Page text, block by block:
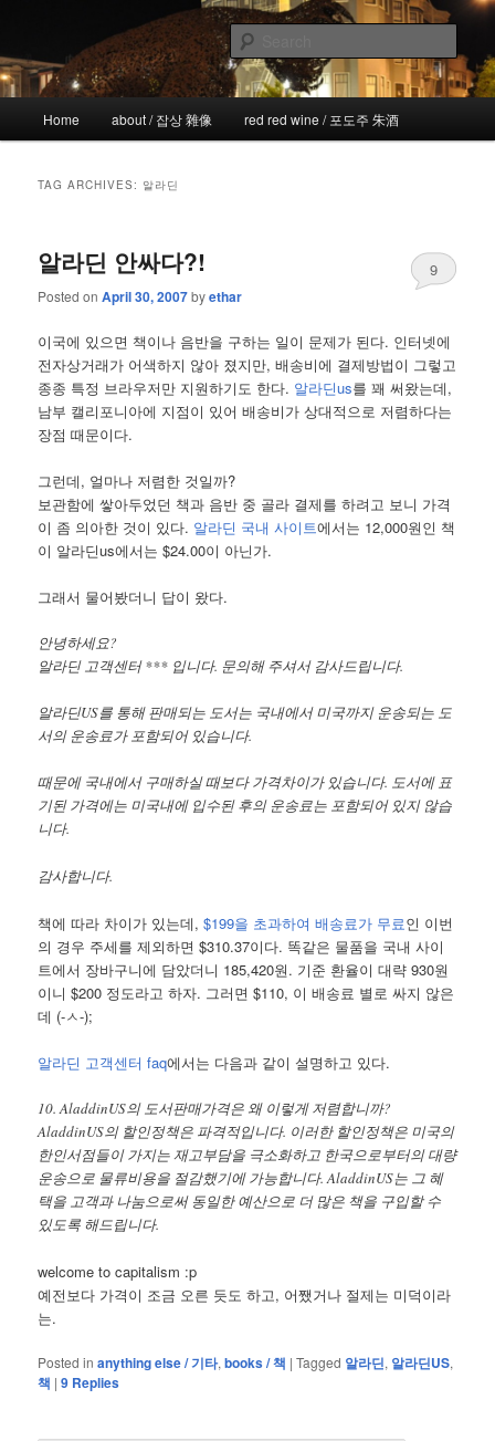
primary
content
secondary
content!wicked
the more I see the less I know
Home about / 잡상 雜像 red red wine / 포도주 朱酒
TAG ARCHIVES: 알라딘
알라딘 안싸다?!
Posted onApril 30, 2007byethar
9
이국에 있으면 책이나 음반을 구하는 일이 문제가 된다. 인터넷에
전자상거래가 어색하지 않아 졌지만, 배송비에 결제방법이 그렇고
종종 특정 브라우저만 지원하기도 한다. 알라딘us를 꽤 써왔는데,
남부 캘리포니아에 지점이 있어 배송비가 상대적으로 저렴하다는
장점 때문이다.
그런데, 얼마나 저렴한 것일까?
보관함에 쌓아두었던 책과 음반 중 골라 결제를 하려고 보니 가격
이 좀 의아한 것이 있다. 알라딘 국내 사이트에서는 12,000원인 책
이 알라딘us에서는 $24.00이 아닌가.
그래서 물어봤더니 답이 왔다.
안녕하세요?
알라딘 고객센터 *** 입니다. 문의해 주셔서 감사드립니다.
알라딘US를 통해 판매되는 도서는 국내에서 미국까지 운송되는 도
서의 운송료가 포함되어 있습니다.
때문에 국내에서 구매하실 때보다 가격차이가 있습니다. 도서에 표
기된 가격에는 미국내에 입수된 후의 운송료는 포함되어 있지 않습
니다.
감사합니다.
책에 따라 차이가 있는데,$199을 초과하여 배송료가 무료인 이번
의 경우 주세를 제외하면 $310.37이다. 똑같은 물품을 국내 사이
트에서 장바구니에 담았더니 185,420원. 기준 환율이 대략 930원
이니 $200 정도라고 하자. 그러면 $110, 이 배송료 별로 싸지 않은
데 (-ㅅ-);
알라딘 고객센터 faq에서는 다음과 같이 설명하고 있다.
10. AladdinUS의 도서판매가격은 왜 이렇게 저렴합니까?
AladdinUS의 할인정책은 파격적입니다. 이러한 할인정책은 미국의
한인서점들이 가지는 재고부담을 극소화하고 한국으로부터의 대량
운송으로 물류비용을 절감했기에 가능합니다. AladdinUS는 그 혜
택을 고객과 나눔으로써 동일한 예산으로 더 많은 책을 구입할 수
있도록 해드립니다.
welcome to capitalism :p
예전보다 가격이 조금 오른 듯도 하고, 어쨌거나 절제는 미덕이라
는.
Posted in anything else / 기타,books / 책 |Tagged 알라딘, 알라딘US,
책 |9 Replies